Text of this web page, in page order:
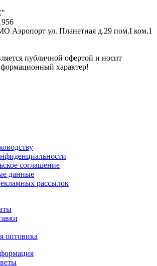
Аэропорт ул. Планетная д.29 пом.I ком.1
публичной офертой и носит
характер!
соглашение
данные
рассылок
оптовика